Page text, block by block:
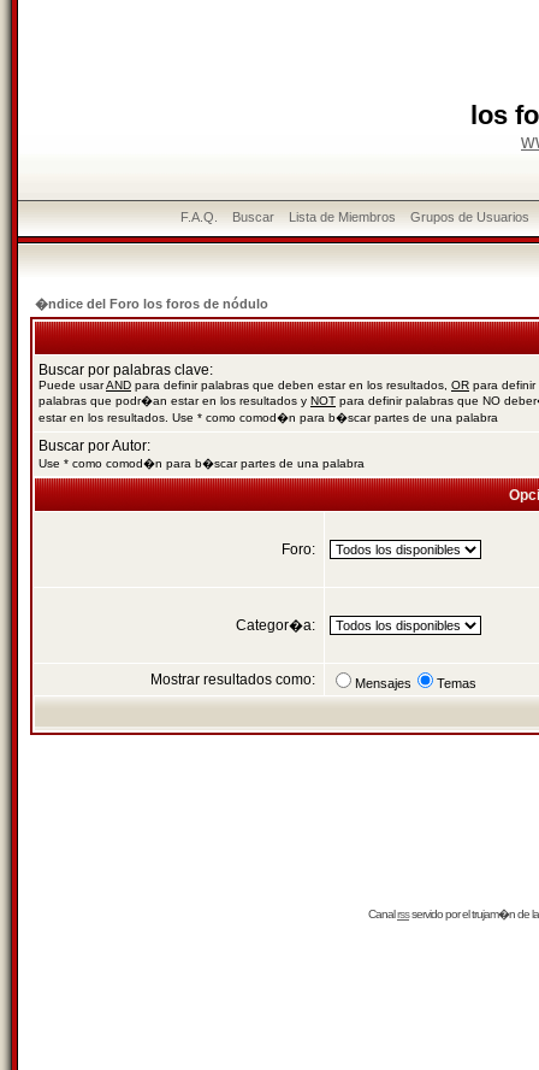
los
F.A.Q. Buscar Lista de Miembros Grupos de Usuarios
�ndice del Foro los foros de nódulo
Buscar por palabras clave:
Puede usarAND para definir palabras que deben estar en los resultados, OR para definir
palabras que podr�an estar en los resultados y NOT para definir palabras que NO
estar en los resultados. Use * como comod�n para b�scar partes de una palabra
Buscar por Autor:
Use * como comod�n para b�scar partes de una palabra
Foro:
Categor�a:
Mostrar resultados como: Mensajes Temas
Canalrssservido por eltrujam�nde